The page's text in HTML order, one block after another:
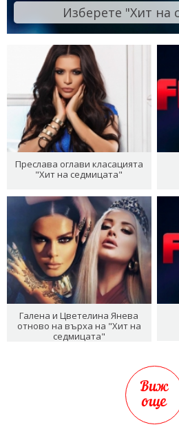
Изберете "Хит на
Преслава оглави класацията
"Хит на седмицата"
Галена и Цветелина Янева
отново на върха на "Хит на
седмицата"
Виж
още